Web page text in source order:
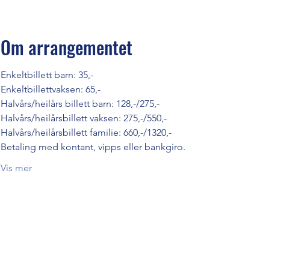
Om arrangementet
Enkeltbillett barn: 35,-
Enkeltbillettvaksen: 65,-
Halvårs/heilårs billett barn: 128,-/275,-
Halvårs/heilårsbillett vaksen: 275,-/550,-
Halvårs/heilårsbillett familie: 660,-/1320,-
Betaling med kontant, vipps eller bankgiro.
Vis mer